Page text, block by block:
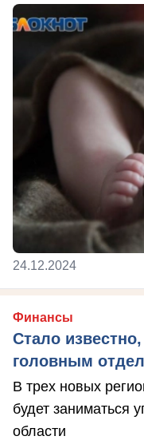
24.12.2024
Финансы
Стало
головным
В трех новых
будет заниматься
области